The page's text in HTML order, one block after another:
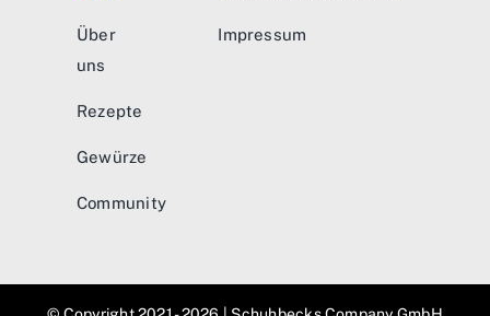
Über
uns
Rezepte
Gewürze
Community
Impressum